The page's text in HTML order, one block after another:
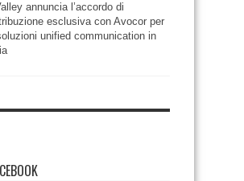
annuncia l’accordo di
esclusiva con Avocor per
unified communication in